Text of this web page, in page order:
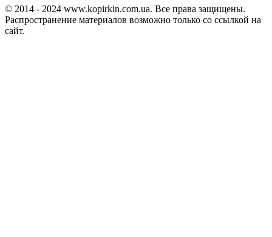
© 2014 - 2024 www.kopirkin.com.ua. Все права защищены.
Распространение материалов возможно только со ссылкой на
сайт.